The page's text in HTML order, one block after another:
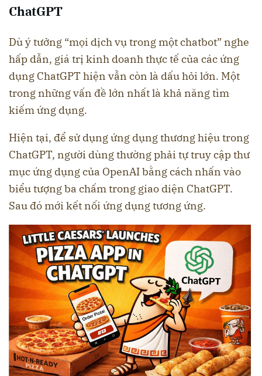
ChatGPT
Dù ý tưởng “mọi dịch vụ trong một chatbot” nghe
hấp dẫn, giá trị kinh doanh thực tế của các ứng
dụng ChatGPT hiện vẫn còn là dấu hỏi lớn. Một
trong những vấn đề lớn nhất là khả năng tìm
kiếm ứng dụng.
Hiện tại, để sử dụng ứng dụng thương hiệu trong
ChatGPT, người dùng thường phải tự truy cập thư
mục ứng dụng của OpenAI bằng cách nhấn vào
biểu tượng ba chấm trong giao diện ChatGPT.
Sau đó mới kết nối ứng dụng tương ứng.